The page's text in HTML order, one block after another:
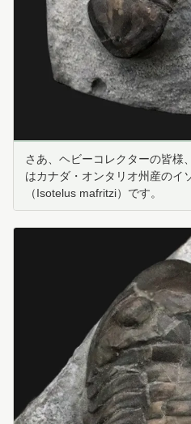
さあ、ヘビーコレクターの皆様
はカナダ・オンタリオ州産のイ
（Isotelus mafritzi）です。